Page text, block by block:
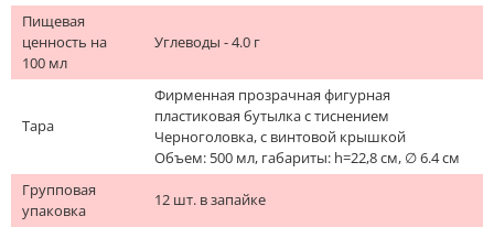
Пищевая
ценность на
100 мл
Углеводы - 4.0 г
Тара
Фирменная прозрачная фигурная
пластиковая бутылка с тиснением
Черноголовка, с винтовой крышкой
Объем: 500 мл, габариты: h=22,8 см, ∅ 6.4 см
Групповая
упаковка
12 шт. в запайке